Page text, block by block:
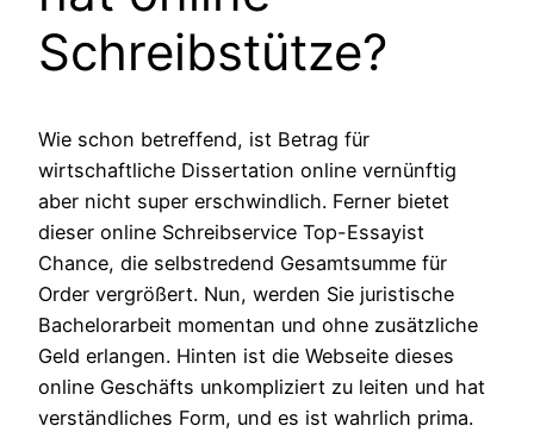
Schreibstütze?
Wie schon betreffend, ist Betrag für
wirtschaftliche Dissertation online vernünftig
aber nicht super erschwindlich. Ferner bietet
dieser online Schreibservice Top-Essayist
Chance, die selbstredend Gesamtsumme für
Order vergrößert. Nun, werden Sie juristische
Bachelorarbeit momentan und ohne zusätzliche
Geld erlangen. Hinten ist die Webseite dieses
online Geschäfts unkompliziert zu leiten und hat
verständliches Form, und es ist wahrlich prima.